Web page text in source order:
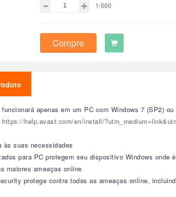
1-500
Compre
apenas em um PC com Windows 7 (SP2) ou
https://help.avast.com/en/install/
às suas necessidades
para PC protegem seu dispositivo Windows onde
maiores ameaças online
protege contra todas as ameaças online,